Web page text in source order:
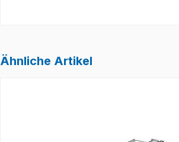
Ähnliche Artikel